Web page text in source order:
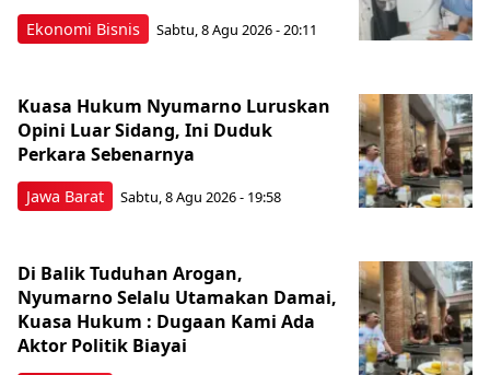
Ekonomi Bisnis Sabtu, 8 Agu 2026 - 20:11
Jawa Barat
Kuasa Hukum Nyumarno Luruskan
Opini Luar Sidang, Ini Duduk
Perkara Sebenarnya ​
Sabtu, 8 Agu 2026 - 19:58
Di Balik Tuduhan Arogan,
Nyumarno Selalu Utamakan Damai,
Kuasa Hukum : Dugaan Kami Ada
Aktor Politik Biayai